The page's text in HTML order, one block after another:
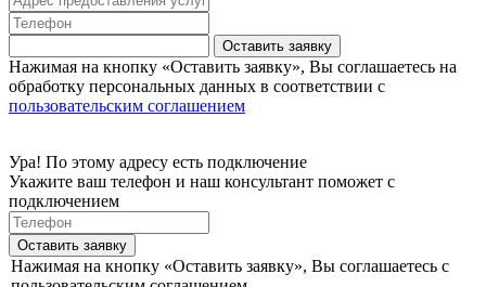
Оставить заявку
Нажимая на кнопку «Оставить заявку», Вы соглашаетесь на
обработку персональных данных в соответствии с
пользовательским соглашением
Ура! По этому адресу есть подключение
Укажите ваш телефон и наш консультант поможет с
подключением
Оставить заявку
Нажимая на кнопку «Оставить заявку», Вы соглашаетесь с